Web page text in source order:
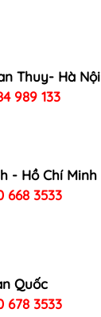
Thuy- Hà Nội
989 133
- Hồ Chí Minh
668 3533
Quốc
678 3533